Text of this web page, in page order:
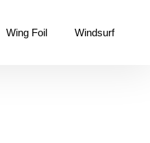
Wing Foil Windsurf